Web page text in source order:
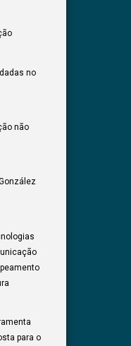
no
não
para o